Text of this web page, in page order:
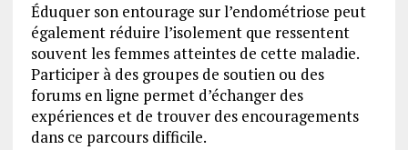
Éduquer son entourage sur l’endométriose peut
également réduire l’isolement que ressentent
souvent les femmes atteintes de cette maladie.
Participer à des groupes de soutien ou des
forums en ligne permet d’échanger des
expériences et de trouver des encouragements
dans ce parcours difficile.